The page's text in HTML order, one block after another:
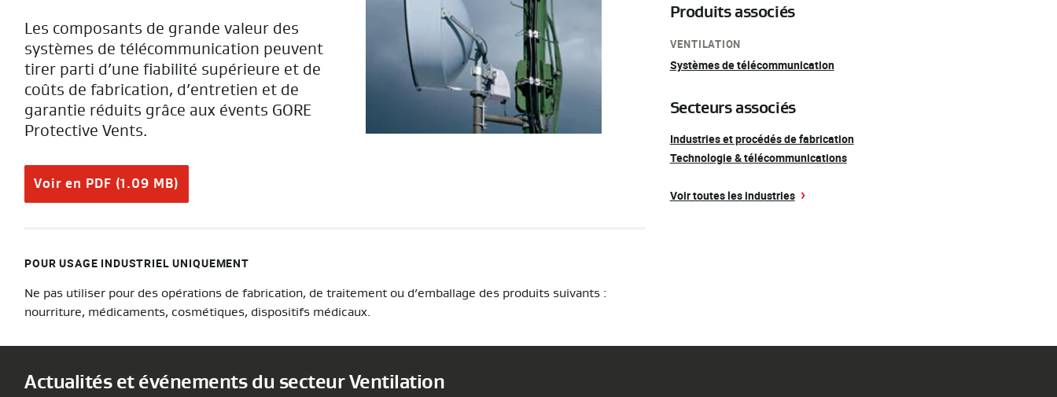
Les composants de grande valeur des
systèmes de télécommunication peuvent
tirer parti d’une fiabilité supérieure et de
coûts de fabrication, d’entretien et de
garantie réduits grâce aux évents GORE
Protective Vents.
Voir en PDF (1.09 MB)
POUR USAGE INDUSTRIEL UNIQUEMENT
Ne pas utiliser pour des opérations de fabrication, de traitement ou d’emballage des produits suivants :
nourriture, médicaments, cosmétiques, dispositifs médicaux.
Produits associés
VENTILATION
Systèmes de télécommunication
Secteurs associés
Industries et procédés de fabrication
Technologie & télécommunications
Voir toutes les industries
Actualités et événements du secteur Ventilation